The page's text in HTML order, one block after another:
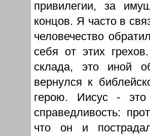
привилегии, за
концов. Я часто в
человечество
себя от этих
склада, это иной
вернулся к
герою. Иисус - это
справедливость:
что он и